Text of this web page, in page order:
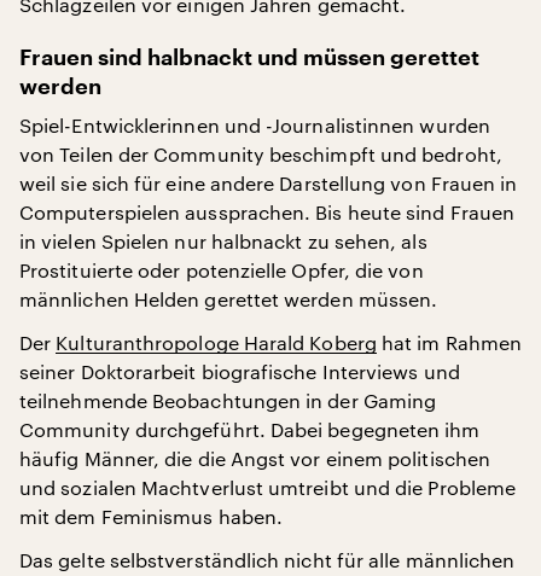
Frauen sind halbnackt und müssen gerettet
werden
Spiel-Entwicklerinnen und -Journalistinnen wurden
von Teilen der Community beschimpft und bedroht,
weil sie sich für eine andere Darstellung von Frauen in
Computerspielen aussprachen. Bis heute sind Frauen
in vielen Spielen nur halbnackt zu sehen, als
Prostituierte oder potenzielle Opfer, die von
männlichen Helden gerettet werden müssen.
Der Kulturanthropologe Harald Koberg hat im Rahmen
seiner Doktorarbeit biografische Interviews und
teilnehmende Beobachtungen in der Gaming
Community durchgeführt. Dabei begegneten ihm
häufig Männer, die die Angst vor einem politischen
und sozialen Machtverlust umtreibt und die Probleme
mit dem Feminismus haben.
Das gelte selbstverständlich nicht für alle männlichen